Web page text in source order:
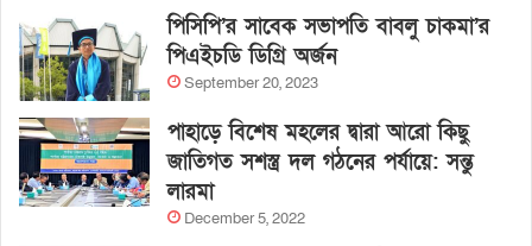
পিসিপি’র সাবেক সভাপতি বাবলু চাকমা’র
পিএইচডি ডিগ্রি অর্জন
September 20, 2023
পাহাড়ে বিশেষ মহলের দ্বারা আরো কিছু
জাতিগত সশস্ত্র দল গঠনের পর্যায়ে: সন্তু
লারমা
December 5, 2022